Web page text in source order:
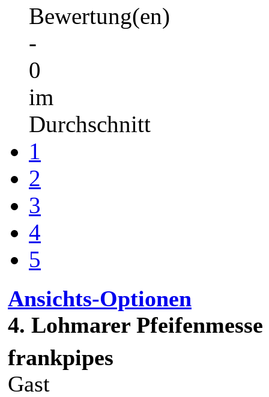
Bewertung(en)
-
0
im
Durchschnitt
1
2
3
4
5
Ansichts-Optionen
4. Lohmarer Pfeifenmesse
frankpipes
Gast